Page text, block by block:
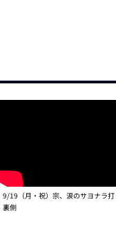
9/19（月・祝）宗、涙のサヨナラ打
裏側